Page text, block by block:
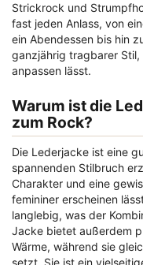
Strickrock und
fast jeden Anlass, von
ein Abendessen bis hin
ganzjährig tragbarer
anpassen lässt.
Warum ist die
zum Rock?
Die Lederjacke ist eine
spannenden Stilbruch
Charakter und eine
femininer erscheinen
langlebig, was der
Jacke bietet außerdem
Wärme, während sie